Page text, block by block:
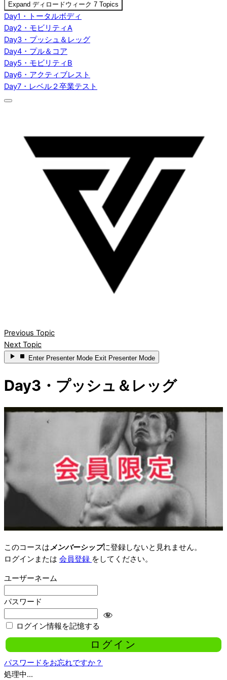
Expand ディロードウィーク 7 Topics
Day1・トータルボディ
Day2・モビリティA
Day3・プッシュ＆レッグ
Day4・プル＆コア
Day5・モビリティB
Day6・アクティブレスト
Day7・レベル２卒業テスト
Previous Topic
Next Topic
Enter Presenter Mode Exit Presenter Mode
Day3・プッシュ＆レッグ
このコースはメンバーシップに登録しないと見れません。
ログインまたは 会員登録 をしてください。
ユーザーネーム
パスワード
ログイン情報を記憶する
パスワードをお忘れですか？
処理中...